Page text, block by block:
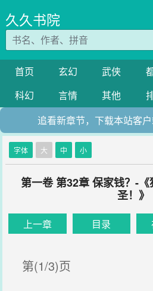
久久书院
首页 玄幻 武侠
科幻
言情 其他
追看新章节，下载本站客
字体 大 中 小
第一卷 第32章 保家钱？-
圣！》
上一章 目录
第(1/3)页